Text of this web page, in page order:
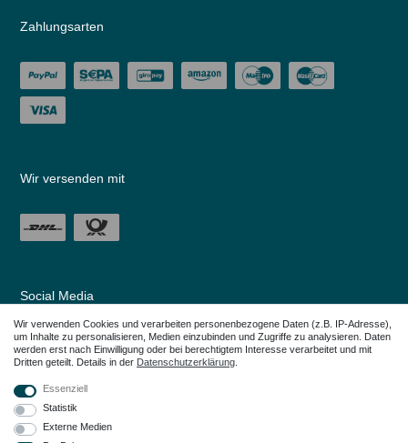
Zahlungsarten
Wir versenden mit
Social Media
Wir verwenden Cookies und verarbeiten personenbezogene Daten (z.B. IP-Adresse),
um Inhalte zu personalisieren, Medien einzubinden und Zugriffe zu analysieren. Daten
werden erst nach Einwilligung oder bei berechtigtem Interesse verarbeitet und mit
Dritten geteilt. Details in der Daten­schutz­erklärung
Essenziell
Statistik
Externe Medien